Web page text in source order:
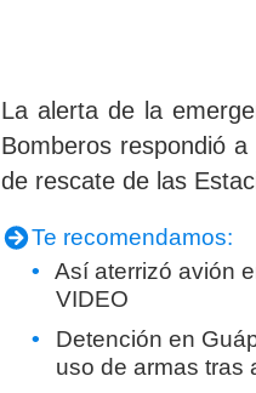
La alerta de la
Bomberos respondió
de rescate de las
Te recomendamos:
Así aterrizó avión
VIDEO
Detención en
uso de armas tras